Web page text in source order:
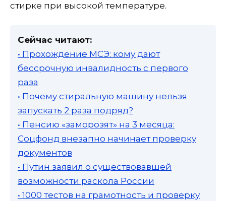
стирке при высокой температуре.
Сейчас читают:
• Прохождение МСЭ: кому дают
бессрочную инвалидность с первого
раза
• Почему стиральную машину нельзя
запускать 2 раза подряд?
• Пенсию «заморозят» на 3 месяца:
Соцфонд внезапно начинает проверку
документов
• Путин заявил о существовавшей
возможности раскола России
• 1000 тестов на грамотность и проверку